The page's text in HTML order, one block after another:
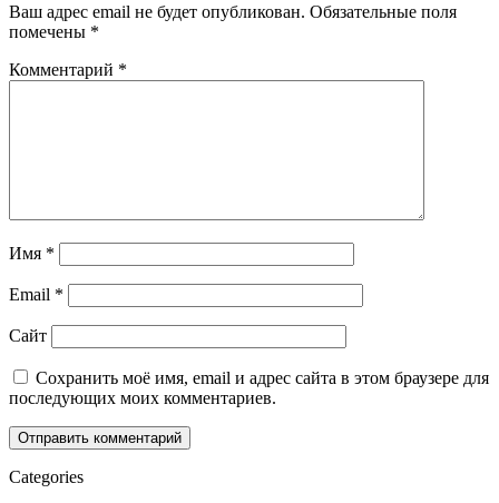
Ваш адрес email не будет опубликован. Обязательные поля
помечены *
Комментарий *
Имя *
Email *
Сайт
Сохранить моё имя, email и адрес сайта в этом браузере для
последующих моих комментариев.
Categories